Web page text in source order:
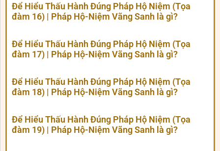
Để Hiểu Thấu Hành Đúng Pháp Hộ Niệm (Tọa
đàm 16) | Pháp Hộ-Niệm Vãng Sanh là gì?
Để Hiểu Thấu Hành Đúng Pháp Hộ Niệm (Tọa
đàm 17) | Pháp Hộ-Niệm Vãng Sanh là gì?
Để Hiểu Thấu Hành Đúng Pháp Hộ Niệm (Tọa
đàm 18) | Pháp Hộ-Niệm Vãng Sanh là gì?
Để Hiểu Thấu Hành Đúng Pháp Hộ Niệm (Tọa
đàm 19) | Pháp Hộ-Niệm Vãng Sanh là gì?